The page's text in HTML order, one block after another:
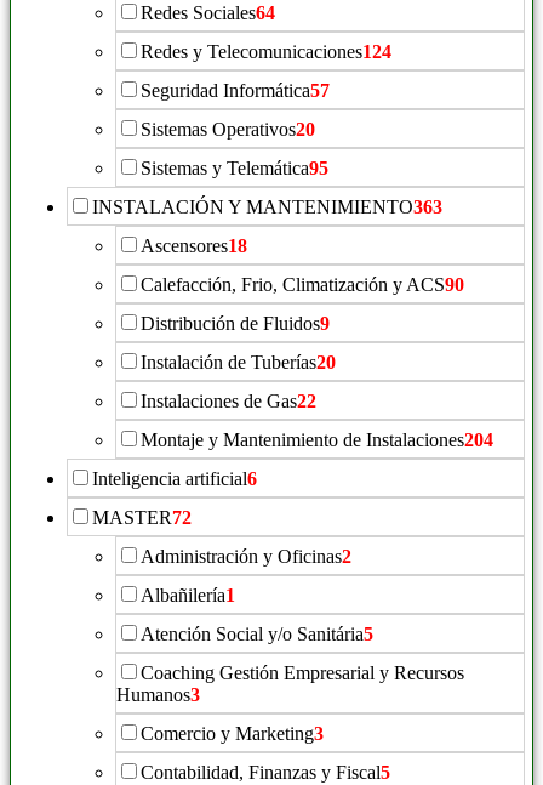
Redes Sociales64
Redes y Telecomunicaciones124
Seguridad Informática57
Sistemas Operativos20
Sistemas y Telemática95
INSTALACIÓN Y MANTENIMIENTO363
Ascensores18
Calefacción, Frio, Climatización y ACS90
Distribución de Fluidos9
Instalación de Tuberías20
Instalaciones de Gas22
Montaje y Mantenimiento de Instalaciones204
Inteligencia artificial6
MASTER72
Administración y Oficinas2
Albañilería1
Atención Social y/o Sanitária5
Coaching Gestión Empresarial y Recursos
Humanos3
Comercio y Marketing3
Contabilidad, Finanzas y Fiscal5